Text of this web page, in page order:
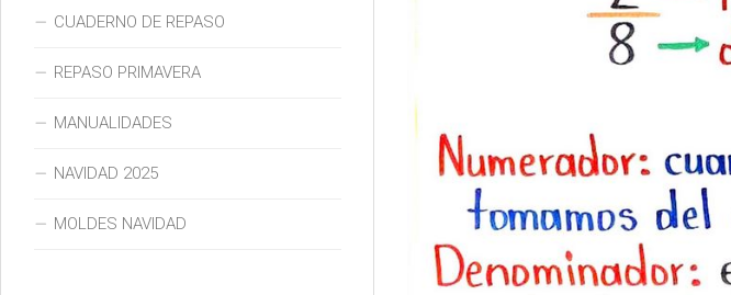
CUADERNO DE REPASO
REPASO PRIMAVERA
MANUALIDADES
NAVIDAD 2025
MOLDES NAVIDAD